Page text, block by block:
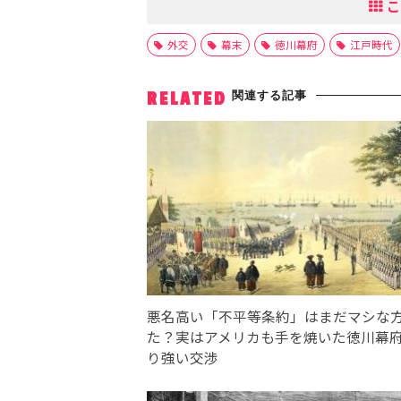
外交 幕末 徳川幕府 江戸時代
RELATED 関連する記事
悪名高い「不平等条約」はまだマシな
た？実はアメリカも手を焼いた徳川幕
り強い交渉